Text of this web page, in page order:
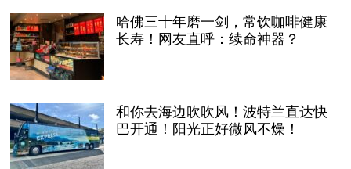
哈佛三十年磨一剑，常饮咖啡健康
长寿！网友直呼：续命神器？
和你去海边吹吹风！波特兰直达快
巴开通！阳光正好微风不燥！